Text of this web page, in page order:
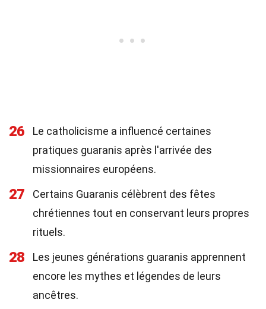
26
Le catholicisme a influencé certaines
pratiques guaranis après l'arrivée des
missionnaires européens.
27
Certains Guaranis célèbrent des fêtes
chrétiennes tout en conservant leurs propres
rituels.
28
Les jeunes générations guaranis apprennent
encore les mythes et légendes de leurs
ancêtres.